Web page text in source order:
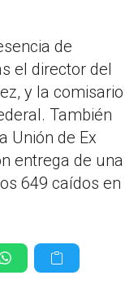
de
el director del
y la comisario
También
Unión de Ex
entrega de una
649 caídos en